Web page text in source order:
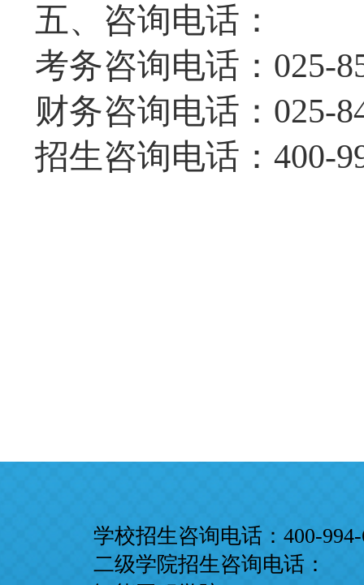
五、咨询电话：
考务咨询电话： 025-
财务咨询电话： 025-
招生咨询电话： 400-
学校招生咨询电话： 400-
二级学院招生咨询电话：